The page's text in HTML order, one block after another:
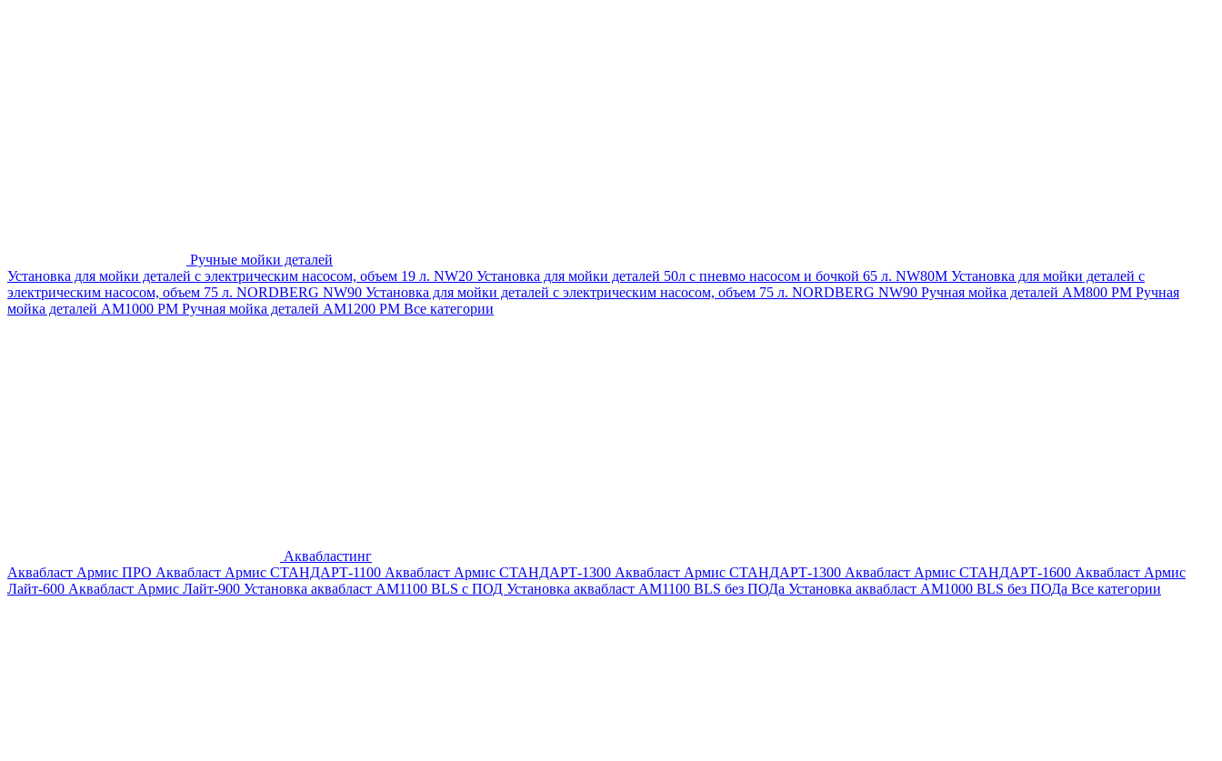
Ручные мойки деталей
Установка для мойки деталей с электрическим насосом, объем 19 л. NW20 Установка для мойки деталей 50л с пневмо насосом и бочкой 65 л. NW80M Установка для мойки деталей с
электрическим насосом, объем 75 л. NORDBERG NW90 Установка для мойки деталей с электрическим насосом, объем 75 л. NORDBERG NW90 Ручная мойка деталей АМ800 РМ Ручная
мойка деталей АМ1000 РМ Ручная мойка деталей АМ1200 РМ Все категории
Аквабластинг
Аквабласт Армис ПРО Аквабласт Армис СТАНДАРТ-1100 Аквабласт Армис СТАНДАРТ-1300 Аквабласт Армис СТАНДАРТ-1300 Аквабласт Армис СТАНДАРТ-1600 Аквабласт Армис
Лайт-600 Аквабласт Армис Лайт-900 Установка аквабласт AM1100 BLS с ПОД Установка аквабласт AM1100 BLS без ПОДа Установка аквабласт AM1000 BLS без ПОДа Все категории